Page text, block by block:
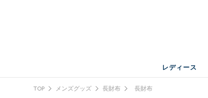
レディース
TOP メンズグッズ 長財布 長財布